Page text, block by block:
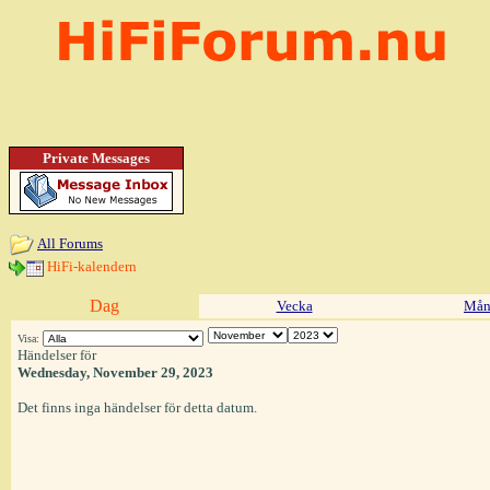
Private Messages
All Forums
HiFi-kalendern
Dag Vecka
Visa:
Händelser för
Wednesday, November 29, 2023
Det finns inga händelser för detta datum.